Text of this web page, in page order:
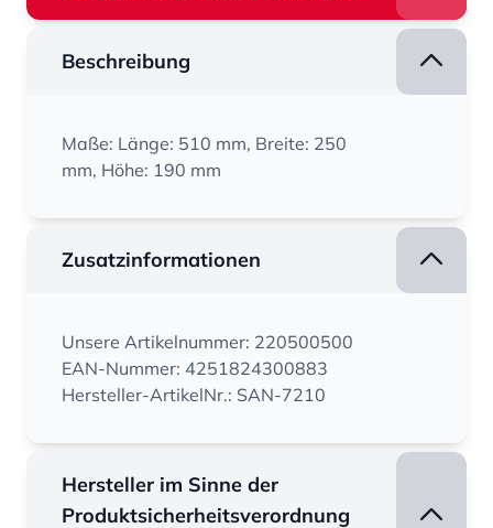
Beschreibung
Maße: Länge: 510 mm, Breite: 250
mm, Höhe: 190 mm
Zusatzinformationen
Unsere Artikelnummer: 220500500
EAN-Nummer: 4251824300883
Hersteller-ArtikelNr.: SAN-7210
Hersteller im Sinne der
Produktsicherheitsverordnung